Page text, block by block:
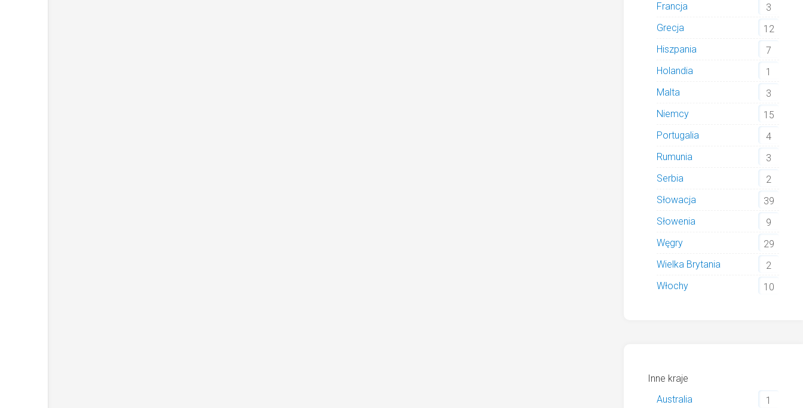
Francja
3
Grecja
12
Hiszpania
7
Holandia
1
Malta
3
Niemcy
15
Portugalia
4
Rumunia
3
Serbia
2
Słowacja
39
Słowenia
9
Węgry
29
Wielka Brytania
2
Włochy
10
Inne kraje
Australia
1